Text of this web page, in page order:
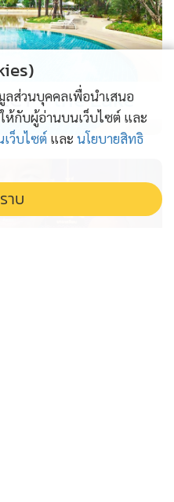
-the Lake
ลส่วนบุคคลเพื่อนำเสนอ
กับผู้อ่านบนเว็บไซต์ และ
เว็บไซต์ และ นโยบายสิทธิ
าบ